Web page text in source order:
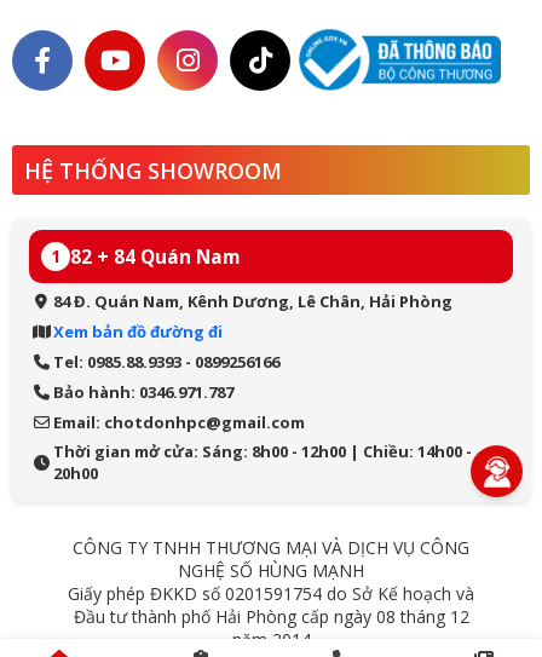
HỆ THỐNG SHOWROOM
1 82 + 84 Quán Nam
84 Đ. Quán Nam, Kênh Dương, Lê Chân, Hải Phòng
Xem bản đồ đường đi
Tel: 0985.88.9393 - 0899256166
Bảo hành: 0346.971.787
Email: chotdonhpc@gmail.com
Thời gian mở cửa: Sáng: 8h00 - 12h00 | Chiều: 14h00 -
20h00
CÔNG TY TNHH THƯƠNG MẠI VÀ DỊCH VỤ CÔNG
NGHỆ SỐ HÙNG MẠNH
Giấy phép ĐKKD số 0201591754 do Sở Kế hoạch và
Đầu tư thành phố Hải Phòng cấp ngày 08 tháng 12
năm 2014